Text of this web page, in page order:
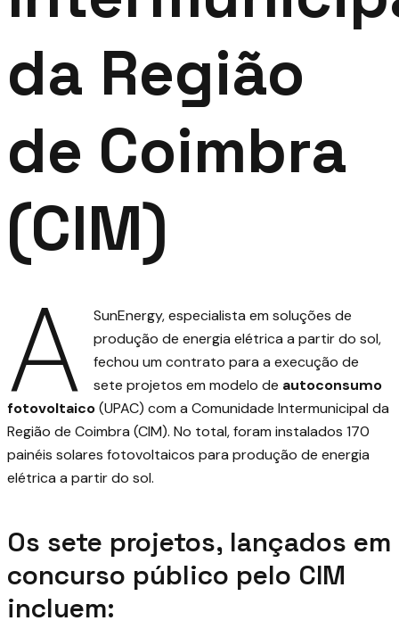
da Região
de Coimbra
(CIM)
A
SunEnergy, especialista em soluções de
produção de energia elétrica a partir do sol,
fechou um contrato para a execução de
sete projetos em modelo de autoconsumo
fotovoltaico(UPAC) com a Comunidade Intermunicipal da
Região de Coimbra (CIM). No total, foram instalados 170
painéis solares fotovoltaicos para produção de energia
elétrica a partir do sol.
Os sete projetos, lançados em
concurso público pelo CIM
incluem: